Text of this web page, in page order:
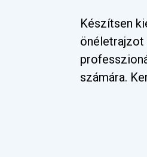
Készítsen
önéletrajzot
számára.